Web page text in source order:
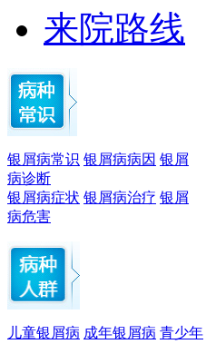
来院路线
银屑病常识 银屑病病因 银屑
病诊断
银屑病症状 银屑病治疗 银屑
病危害
儿童银屑病 成年银屑病 青少年